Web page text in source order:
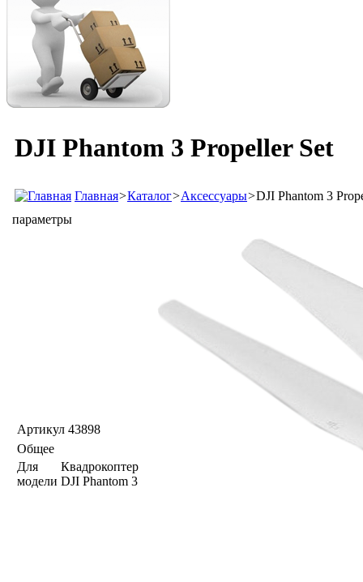
DJI Phantom 3 Propeller Set
Главная>Каталог>Аксессуары>DJI Phantom 3
параметры
Артикул 43898
Общее
Для
модели
Квадрокоптер
DJI Phantom 3